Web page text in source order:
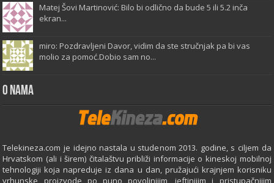
Matej Šovi Martinović: Bilo bi odlično da bude 5 ili 5.2 inča
ekran...
miro: Pozdravljeni Davor, vidim da ste stručnjak pa bi vas
molio za pomoć.Dobio sam no...
O Nama
Telekineza.com je idejno nastala u studenom 2013. godine, s ciljem da
Hrvatskom (ali i širem) čitalaštvu približi informacije o kineskoj mobilnoj
tehnologiji koja napreduje iz dana u dan, pružajući krajnjem korisniku